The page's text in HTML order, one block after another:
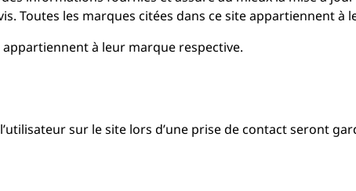
Toutes les marques citées dans ce site appartiennent à
à leur marque respective.
sur le site lors d’une prise de contact seront